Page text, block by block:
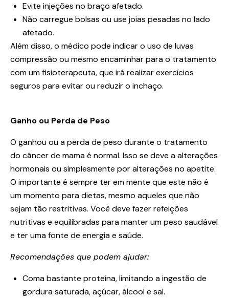
Evite injeções no braço afetado.
Não carregue bolsas ou use joias pesadas no lado
afetado.
Além disso, o médico pode indicar o uso de luvas
compressão ou mesmo encaminhar para o tratamento
com um fisioterapeuta, que irá realizar exercícios
seguros para evitar ou reduzir o inchaço.
Ganho ou Perda de Peso
O ganhou ou a perda de peso durante o tratamento
do câncer de mama é normal. Isso se deve a alterações
hormonais ou simplesmente por alterações no apetite.
O importante é sempre ter em mente que este não é
um momento para dietas, mesmo aqueles que não
sejam tão restritivas. Você deve fazer refeições
nutritivas e equilibradas para manter um peso saudável
e ter uma fonte de energia e saúde.
Recomendações que podem ajudar:
Coma bastante proteína, limitando a ingestão de
gordura saturada, açúcar, álcool e sal.